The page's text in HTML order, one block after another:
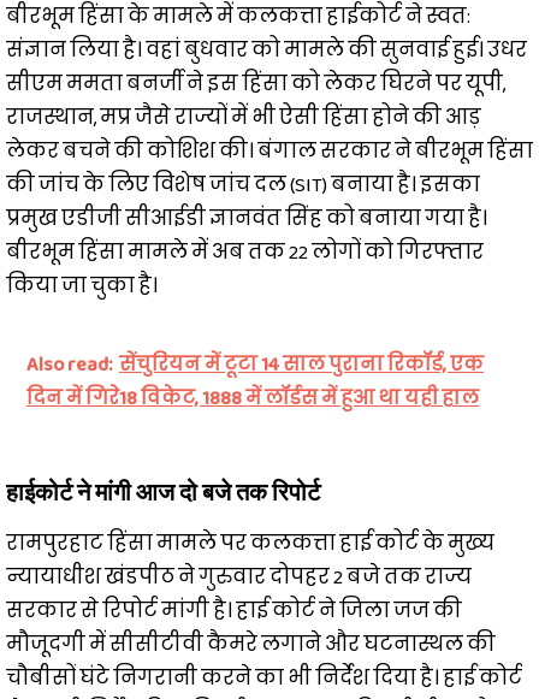
बीरभूम हिंसा के मामले में कलकत्ता हाईकोर्ट ने स्वत:
संज्ञान लिया है। वहां बुधवार को मामले की सुनवाई हुई। उधर
सीएम ममता बनर्जी ने इस हिंसा को लेकर घिरने पर यूपी,
राजस्थान, मप्र जैसे राज्यों में भी ऐसी हिंसा होने की आड़
लेकर बचने की कोशिश की। बंगाल सरकार ने बीरभूम हिंसा
की जांच के लिए विशेष जांच दल (SIT) बनाया है। इसका
प्रमुख एडीजी सीआईडी ज्ञानवंत सिंह को बनाया गया है।
बीरभूम हिंसा मामले में अब तक 22 लोगों को गिरफ्तार
किया जा चुका है।
Also read: सेंचुरियन में टूटा 14 साल पुराना रिकॉर्ड, एक
दिन में गिरे18 विकेट, 1888 में लॉर्डस में हुआ था यही हाल
हाईकोर्ट ने मांगी आज दो बजे तक रिपोर्ट
रामपुरहाट हिंसा मामले पर कलकत्ता हाई कोर्ट के मुख्य
न्यायाधीश खंडपीठ ने गुरुवार दोपहर 2 बजे तक राज्य
सरकार से रिपोर्ट मांगी है। हाई कोर्ट ने जिला जज की
मौजूदगी में सीसीटीवी कैमरे लगाने और घटनास्थल की
चौबीसों घंटे निगरानी करने का भी निर्देश दिया है। हाई कोर्ट